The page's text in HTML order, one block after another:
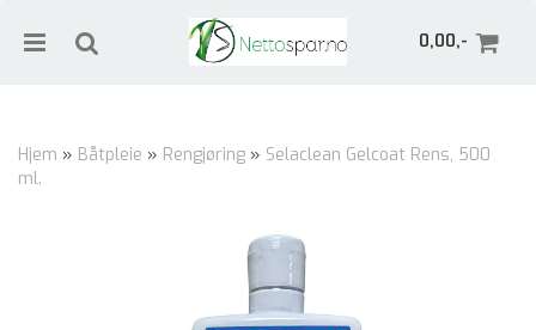
0,00,-
Hjem » Båtpleie » Rengjøring » Selaclean Gelcoat Rens, 500
ml.